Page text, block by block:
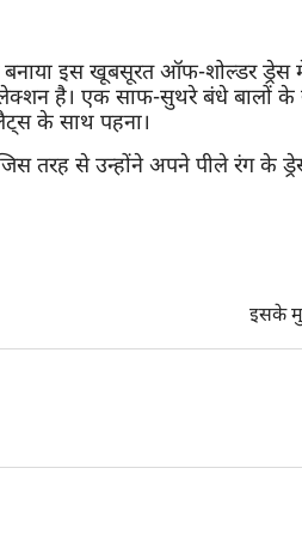
इस खूबसूरत ऑफ-शोल्डर ड्रेस
है। एक साफ-सुथरे बंधे बालों
के साथ पहना।
तरह से उन्होंने अपने पीले रंग के
इसके